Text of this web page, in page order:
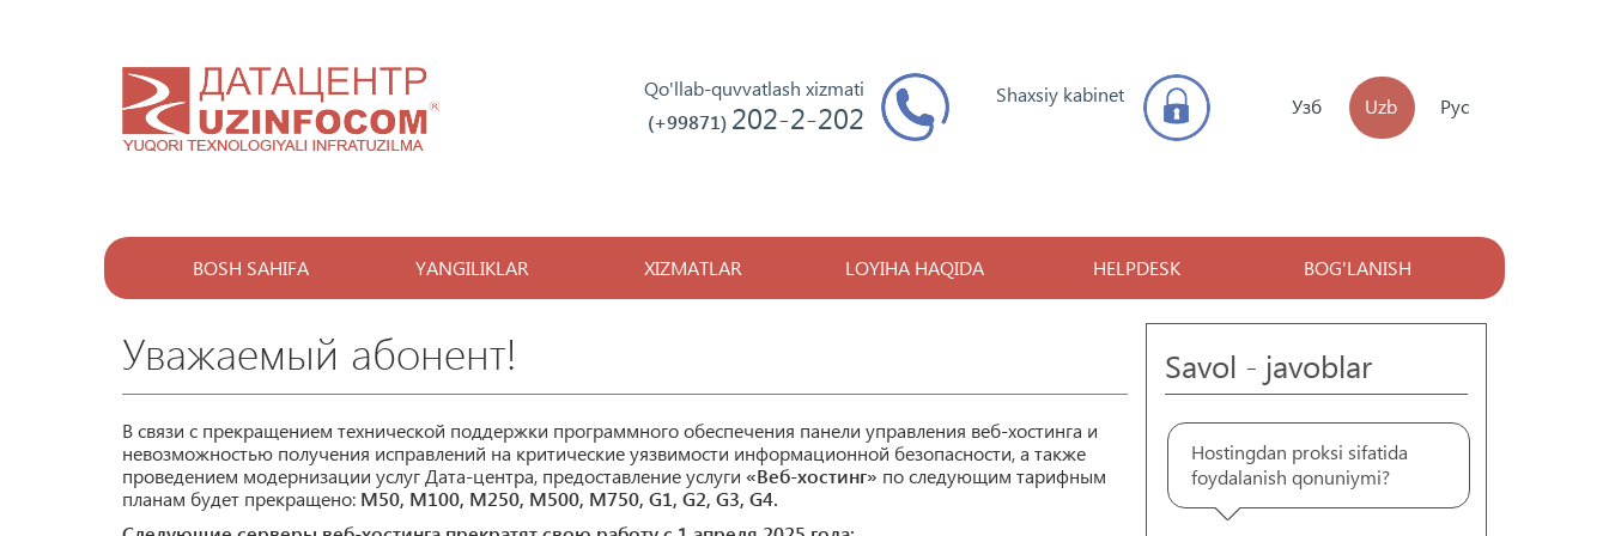
BOSH SAHIFA YANGILIKLAR XIZMATLAR LOYIHA HAQIDA HELPDESK BOG'LANISH
Узб Uzb Рус
Shaxsiy kabinet
Qo'llab-quvvatlash xizmati
(+99871) 202-2-202
Уважаемый абонент!
В связи с прекращением технической поддержки программного обеспечения панели управления веб-хостинга и
невозможностью получения исправлений на критические уязвимости информационной безопасности, а также
проведением модернизации услуг Дата-центра, предоставление услуги «Веб-хостинг» по следующим тарифным
планам будет прекращено: M50, M100, M250, M500, M750, G1, G2, G3, G4.
Savol - javoblar
Hostingdan proksi sifatida
foydalanish qonuniymi?